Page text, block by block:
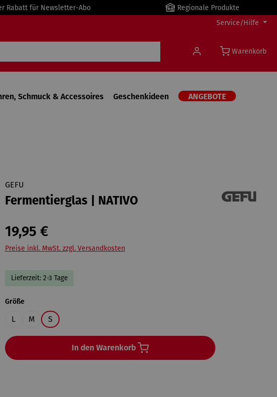
Rabatt für Newsletter-Abo
Regionale Produkte
Service/Hilfe
Warenkorb
Schmuck & Accessoires Geschenkideen ANGEBOTE
GEFU
Fermentierglas | NATIVO
19,95 €
Preise inkl. MwSt. zzgl. Versandkosten
Lieferzeit: 2-3 Tage
Größeauswählen
L M S
In den Warenkorb